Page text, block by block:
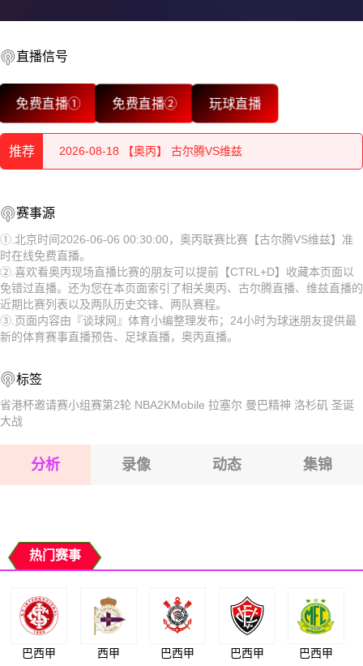
直播信号
免费直播① 免费直播② 玩球直播
推荐
2026-08-18 【奥丙】 古尔腾VS维兹
2026-08-18 【奥丙】 古尔腾VS维兹
2026-08-17 【奥丙】 古尔腾VS维兹
2026-08-17 【奥丙】 古尔腾VS维兹
2026-08-17 【奥丙】 古尔腾VS维兹
2026-08-17 【奥丙】 古尔腾VS维兹
2026-08-17 【奥丙】 古尔腾VS维兹
2026-08-17 【奥丙】 古尔腾VS维兹
2026-08-17 【奥丙】 古尔腾VS维兹
赛事源
①.北京时间2026-06-06 00:30:00，奥丙联赛比赛【古尔腾VS维兹】准
时在线免费直播。
②.喜欢看奥丙现场直播比赛的朋友可以提前【CTRL+D】收藏本页面以
免错过直播。还为您在本页面索引了相关奥丙、古尔腾直播、维兹直播的
近期比赛列表以及两队历史交锋、两队赛程。
③.页面内容由『谈球网』体育小编整理发布；24小时为球迷朋友提供最
新的体育赛事直播预告、足球直播，奥丙直播。
标签
省港杯邀请赛小组赛第2轮 NBA2KMobile 拉塞尔 曼巴精神 洛杉矶 圣诞
大战
分析 录像 动态 集锦
热门赛事
巴西甲 西甲 巴西甲 巴西甲 巴西甲